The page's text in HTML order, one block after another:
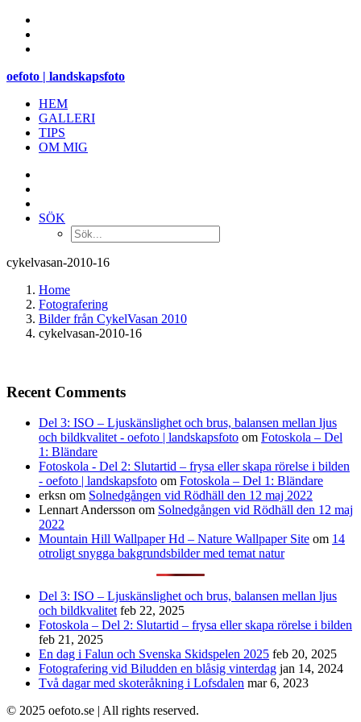
oefoto | landskapsfoto
HEM
GALLERI
TIPS
OM MIG
SÖK
cykelvasan-2010-16
Home
Fotografering
Bilder från CykelVasan 2010
cykelvasan-2010-16
Recent Comments
Del 3: ISO – Ljuskänslighet och brus, balansen mellan ljus
och bildkvalitet - oefoto | landskapsfoto om Fotoskola – Del
1: Bländare
Fotoskola - Del 2: Slutartid – frysa eller skapa rörelse i bilden
- oefoto | landskapsfoto om Fotoskola – Del 1: Bländare
erksn om Solnedgången vid Rödhäll den 12 maj 2022
Lennart Andersson om Solnedgången vid Rödhäll den 12 maj
2022
Mountain Hill Wallpaper Hd – Nature Wallpaper Site om 14
otroligt snygga bakgrundsbilder med temat natur
Del 3: ISO – Ljuskänslighet och brus, balansen mellan ljus
och bildkvalitet feb 22, 2025
Fotoskola – Del 2: Slutartid – frysa eller skapa rörelse i bilden
feb 21, 2025
En dag i Falun och Svenska Skidspelen 2025 feb 20, 2025
Fotografering vid Biludden en blåsig vinterdag jan 14, 2024
Två dagar med skoteråkning i Lofsdalen mar 6, 2023
© 2025 oefoto.se | All rights reserved.